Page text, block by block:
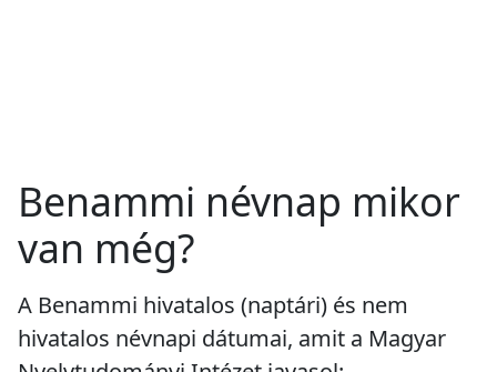
Benammi névnap mikor
van még?
A Benammi hivatalos (naptári) és nem
hivatalos névnapi dátumai, amit a Magyar